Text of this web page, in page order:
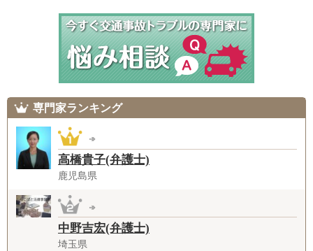
専門家ランキング
高橋貴子(弁護士)
鹿児島県
中野吉宏(弁護士)
埼玉県